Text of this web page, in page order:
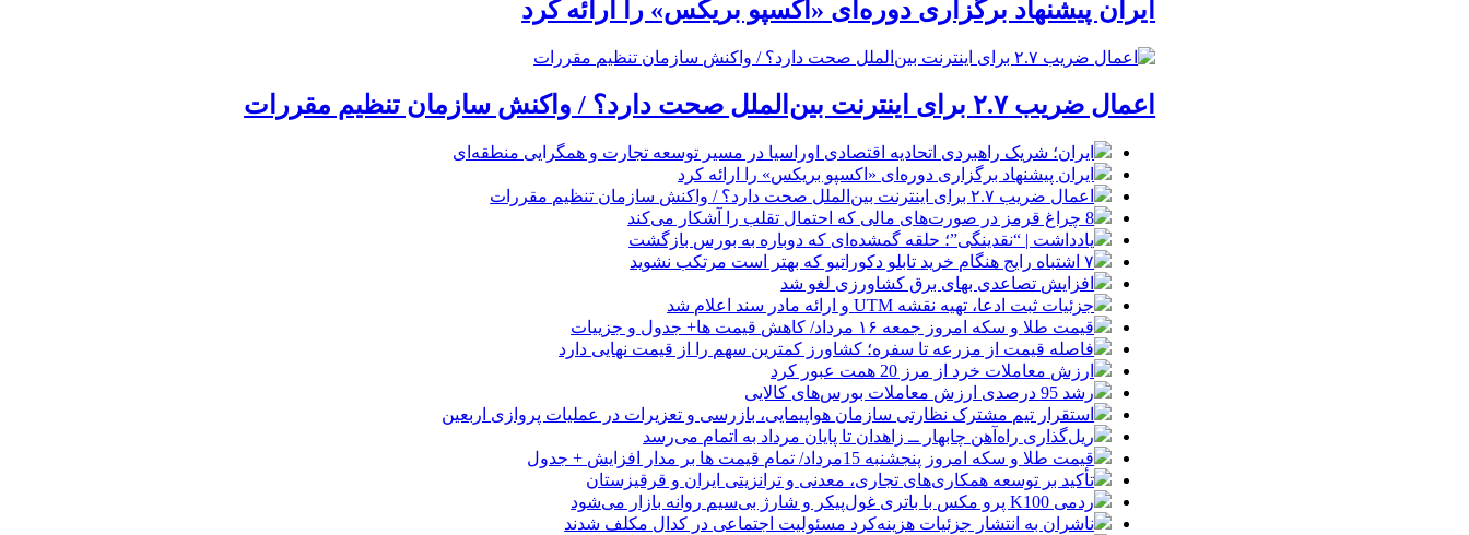
ایران پیشنهاد برگزاری دوره‌ای «اکسپو بریکس» را ارائه کرد
اعمال ضریب ۲.۷ برای اینترنت بین‌الملل صحت دارد؟ / واکنش سازمان تنظیم مقررات
ایران؛ شریک راهبردی اتحادیه اقتصادی اوراسیا در مسیر توسعه تجارت و همگرایی منطقه‌ای
ایران پیشنهاد برگزاری دوره‌ای «اکسپو بریکس» را ارائه کرد
اعمال ضریب ۲.۷ برای اینترنت بین‌الملل صحت دارد؟ / واکنش سازمان تنظیم مقررات
8 چراغ قرمز در صورت‌های مالی که احتمال تقلب را آشکار می‌کند
یادداشت | “نقدینگی”؛ حلقه گمشده‌ای که دوباره به بورس بازگشت
۷ اشتباه رایج هنگام خرید تابلو دکوراتیو که بهتر است مرتکب نشوید
افزایش تصاعدی بهای برق کشاورزی لغو شد
جزئیات ثبت ادعا، تهیه نقشه UTM و ارائه مادر سند اعلام شد
قیمت طلا و سکه امروز جمعه ۱۶ مرداد/ کاهش قیمت ها+ جدول و جزییات
فاصله قیمت از مزرعه تا سفره؛ کشاورز کمترین سهم را از قیمت نهایی دارد
ارزش معاملات خرد از مرز 20 همت عبور کرد
رشد 95 درصدی ارزش معاملات بورس‌های کالایی
استقرار تیم مشترک نظارتی سازمان هواپیمایی، بازرسی و تعزیرات در عملیات پروازی اربعین
ریل‌گذاری راه‌آهن چابهار ــ زاهدان تا پایان مرداد به اتمام می‌رسد
قیمت طلا و سکه امروز پنجشنبه 15مرداد/ تمام قیمت ها بر مدار افزایش + جدول
تأکید بر توسعه همکاری‌های تجاری، معدنی و ترانزیتی ایران و قرقیزستان
ردمی K100 پرو مکس با باتری غول‌پیکر و شارژ بی‌سیم روانه بازار می‌شود
ناشران به انتشار جزئیات هزینه‌کرد مسئولیت اجتماعی در کدال مکلف شدند